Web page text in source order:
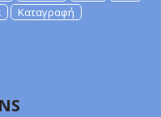
Καταγραφή